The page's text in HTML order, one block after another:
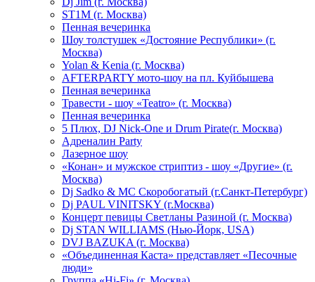
ST1M (г. Москва)
Пенная вечеринка
Шоу толстушек «Достояние Республики» (г.
Москва)
Yolan & Kenia (г. Москва)
AFTERPARTY мото-шоу на пл. Куйбышева
Пенная вечеринка
Травести - шоу «Teatro» (г. Москва)
Пенная вечеринка
5 Плюх, DJ Nick-One и Drum Pirate(г. Москва)
Адреналин Party
Лазерное шоу
«Конан» и мужское стриптиз - шоу «Другие» (г.
Москва)
Dj Sadko & МС Скоробогатый (г.Санкт-Петербург)
Dj PAUL VINITSKY (г.Москва)
Концерт певицы Светланы Разиной (г. Москва)
Dj STAN WILLIAMS (Нью-Йорк, USA)
DVJ BAZUKA (г. Москва)
«Объединенная Каста» представляет «Песочные
люди»